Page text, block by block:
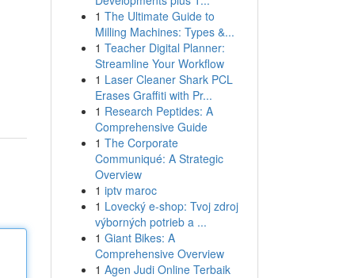
1 The Ultimate Guide to
Milling Machines: Types &...
1 Teacher Digital Planner:
Streamline Your Workflow
1 Laser Cleaner Shark PCL
Erases Graffiti with Pr...
1 Research Peptides: A
Comprehensive Guide
1 The Corporate
Communiqué: A Strategic
Overview
1 iptv maroc
1 Lovecký e-shop: Tvoj zdroj
výborných potrieb a ...
1 Giant Bikes: A
Comprehensive Overview
1 Agen Judi Online Terbaik